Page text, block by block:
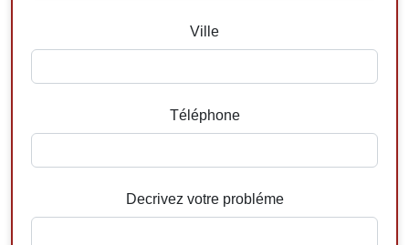
Ville
Téléphone
Decrivez votre probléme